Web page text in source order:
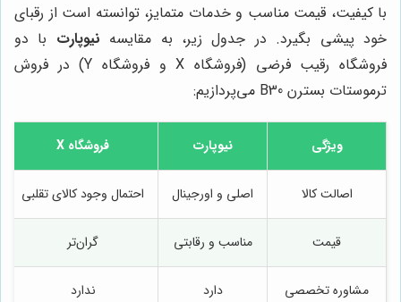
با کیفیت، قیمت مناسب و خدمات متمایز، توانسته است از رقبای
خود پیشی بگیرد. در جدول زیر، به مقایسه نیوپارت با دو
فروشگاه رقیب فرضی (فروشگاه X و فروشگاه Y) در فروش
ترموستات بسترن B30 می‌پردازیم:
ویژگی نیوپارت فروشگاه X
اصالت کالا اصلی و اورجینال احتمال وجود کالای تقلبی
قیمت مناسب و رقابتی گران‌تر
مشاوره تخصصی دارد ندارد